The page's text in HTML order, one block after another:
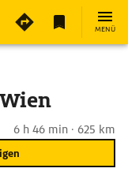
MENÜ
6 h 46 min · 625 km